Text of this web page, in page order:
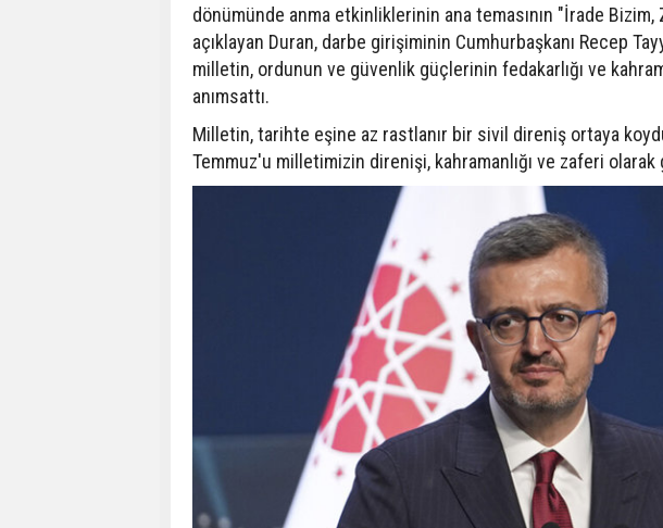
dönümünde anma etkinliklerinin ana temasının "İrade
açıklayan Duran, darbe girişiminin Cumhurbaşkanı Recep
milletin, ordunun ve güvenlik güçlerinin fedakarlığı ve
anımsattı.
Milletin, tarihte eşine az rastlanır bir sivil direniş ortaya
Temmuz'u milletimizin direnişi, kahramanlığı ve zaferi